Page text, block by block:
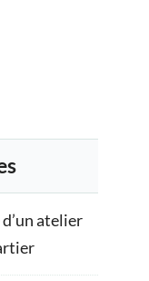
atelier